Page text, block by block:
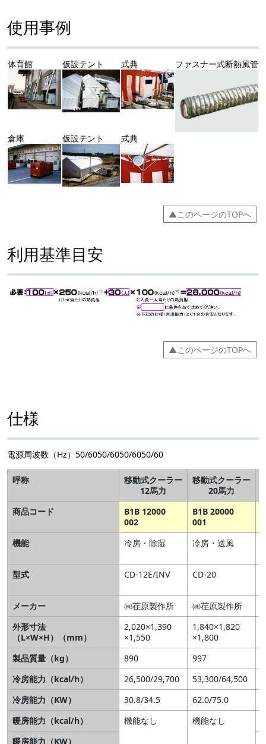
使用事例
体育館 仮設テント 式典 ファスナー式断熱風管
倉庫 仮設テント 式典
▲このページのTOPへ
利用基準目安
▲このページのTOPへ
仕様
電源周波数（Hz）50/6050/6050/6050/60
呼称
移動式クーラー
12馬力
移動式クーラー
20馬力
商品コード
B1B 12000
002
B1B 20000
001
機能
冷房・除湿 冷房・送風
型式
CD-12E/INV CD-20
メーカー
㈱荏原製作所 ㈱荏原製作所
外形寸法
（L×W×H）（mm）
2,020×1,390
×1,550
1,840×1,820
×1,800
製品質量（kg）
890 997
冷房能力（kcal/h）
26,500/29,700 53,300/64,500
冷房能力（KW）
30.8/34.5 62.0/75.0
暖房能力（kcal/h）
機能なし 機能なし
暖房能力（KW）